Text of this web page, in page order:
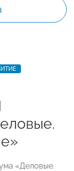
«Деловые.